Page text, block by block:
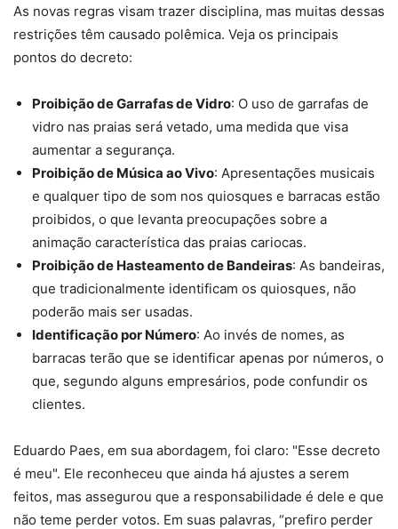
As novas regras visam trazer disciplina, mas muitas dessas
restrições têm causado polêmica. Veja os principais
pontos do decreto:
Proibição de Garrafas de Vidro: O uso de garrafas de
vidro nas praias será vetado, uma medida que visa
aumentar a segurança.
Proibição de Música ao Vivo: Apresentações musicais
e qualquer tipo de som nos quiosques e barracas estão
proibidos, o que levanta preocupações sobre a
animação característica das praias cariocas.
Proibição de Hasteamento de Bandeiras: As bandeiras,
que tradicionalmente identificam os quiosques, não
poderão mais ser usadas.
Identificação por Número: Ao invés de nomes, as
barracas terão que se identificar apenas por números, o
que, segundo alguns empresários, pode confundir os
clientes.
Eduardo Paes, em sua abordagem, foi claro: "Esse decreto
é meu". Ele reconheceu que ainda há ajustes a serem
feitos, mas assegurou que a responsabilidade é dele e que
não teme perder votos. Em suas palavras, “prefiro perder